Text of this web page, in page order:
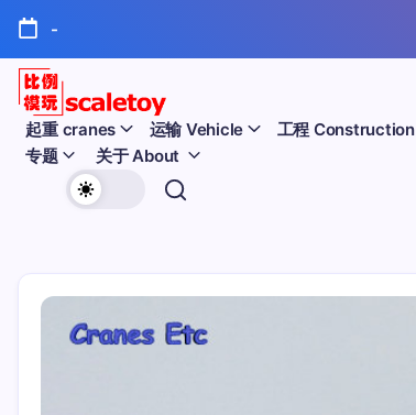
正
-
比
例
玩
起重 cranes 运输 Vehicle 工程 Construction
专题
关于 About
比